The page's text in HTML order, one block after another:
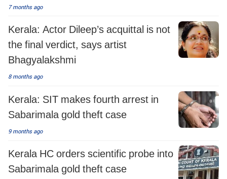
7 months ago
Kerala: Actor Dileep’s acquittal is not
the final verdict, says artist
Bhagyalakshmi
8 months ago
Kerala: SIT makes fourth arrest in
Sabarimala gold theft case
9 months ago
Kerala HC orders scientific probe into
Sabarimala gold theft case